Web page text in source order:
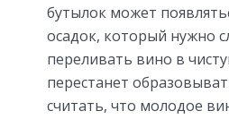
бутылок может
осадок, который нужно
переливать вино в
перестанет
считать, что молодое